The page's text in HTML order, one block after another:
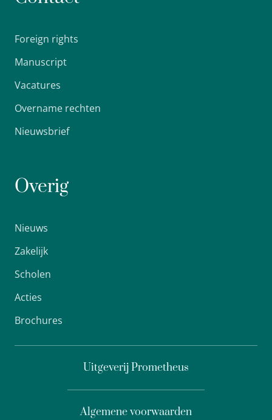
Foreign rights
Manuscript
Vacatures
Overname rechten
Nieuwsbrief
Overig
Nieuws
Zakelijk
Scholen
Acties
Brochures
Uitgeverij Prometheus
Algemene voorwaarden